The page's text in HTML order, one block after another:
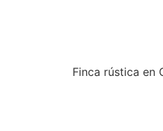
Finca rústica en